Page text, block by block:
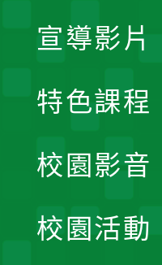
宣導影片
特色課程
校園影音
校園活動